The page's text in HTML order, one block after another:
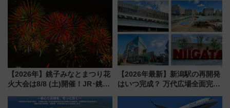
産スイーツとは？
夏休みをお得に楽しむ！
【2026年】銚子みなとまつり花
火大会は8/8 (土)開催！JR･銚子
報、利根川に咲く8,000発の大迫
【2026年最新】新潟駅の再開発
はいつ完成？ 万代広場全面完成
開発、バスタ新潟構想まで徹底